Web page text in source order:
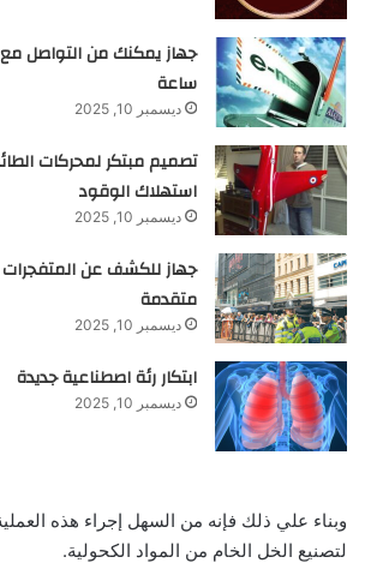
ساعة
ديسمبر 10, 2025
استهلاك الوقود
ديسمبر 10, 2025
جهاز للكشف عن المتفجرات
متقدمة
ديسمبر 10, 2025
ابتكار رئة اصطناعية جديدة
ديسمبر 10, 2025
وبناء علي ذلك فإنه من السهل إجراء هذه
لتصنيع الخل الخام من المواد الكحولية.